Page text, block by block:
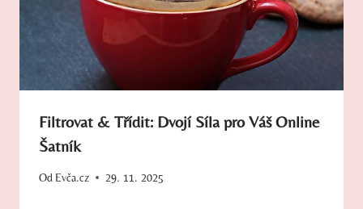
Filtrovat & Třídit: Dvojí Síla pro Váš Online
Šatník
Od Evča.cz 29. 11. 2025